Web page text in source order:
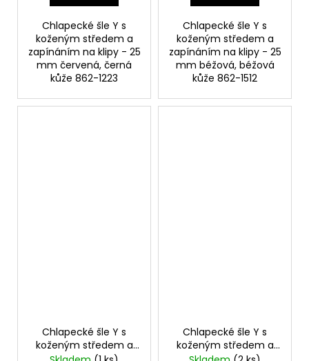
Chlapecké šle Y s
koženým středem a
zapínáním na klipy - 25
mm červená, černá
kůže 862-1223
Chlapecké šle Y s
koženým středem a
zapínáním na klipy - 25
mm béžová, béžová
kůže 862-1512
Chlapecké šle Y s
koženým středem a
zapínáním na klipy -
Chlapecké šle Y s
koženým středem a
zapínáním na klipy -